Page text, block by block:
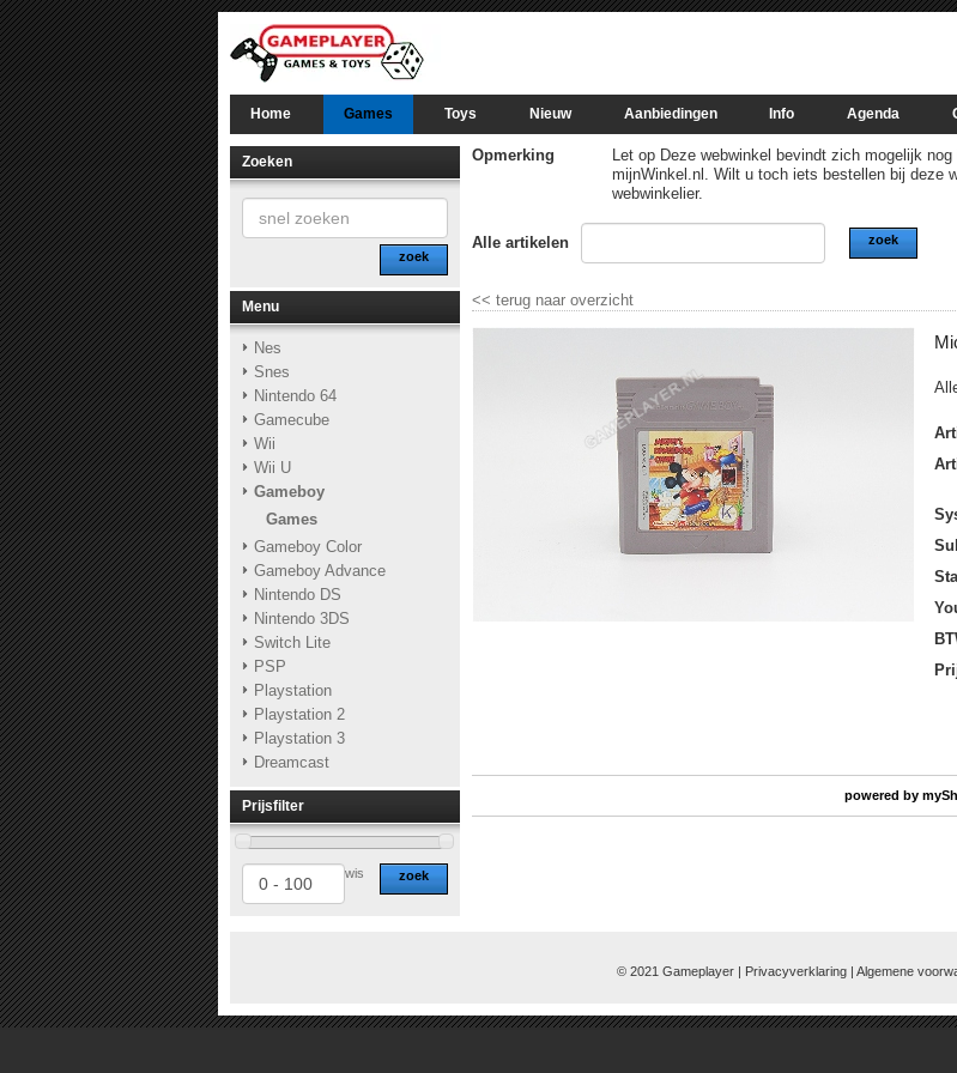
Home Games Toys Nieuw Aanbiedingen Info Agenda
Zoeken
zoek
Menu
Nes
Snes
Nintendo 64
Gamecube
Wii
Wii U
Gameboy
Games
Gameboy Color
Gameboy Advance
Nintendo DS
Nintendo 3DS
Switch Lite
PSP
Playstation
Playstation 2
Playstation 3
Dreamcast
Prijsfilter
zoek
wis
Opmerking
Let op Deze webwinkel bevindt zich mogelijk
mijnWinkel.nl. Wilt u toch iets bestellen bij deze
webwinkelier.
Alle artikelen zoek
<< terug naar overzicht
powered by
© 2021 Gameplayer | Privacyverklaring | Algemene